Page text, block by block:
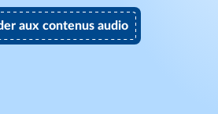
aux contenus audio